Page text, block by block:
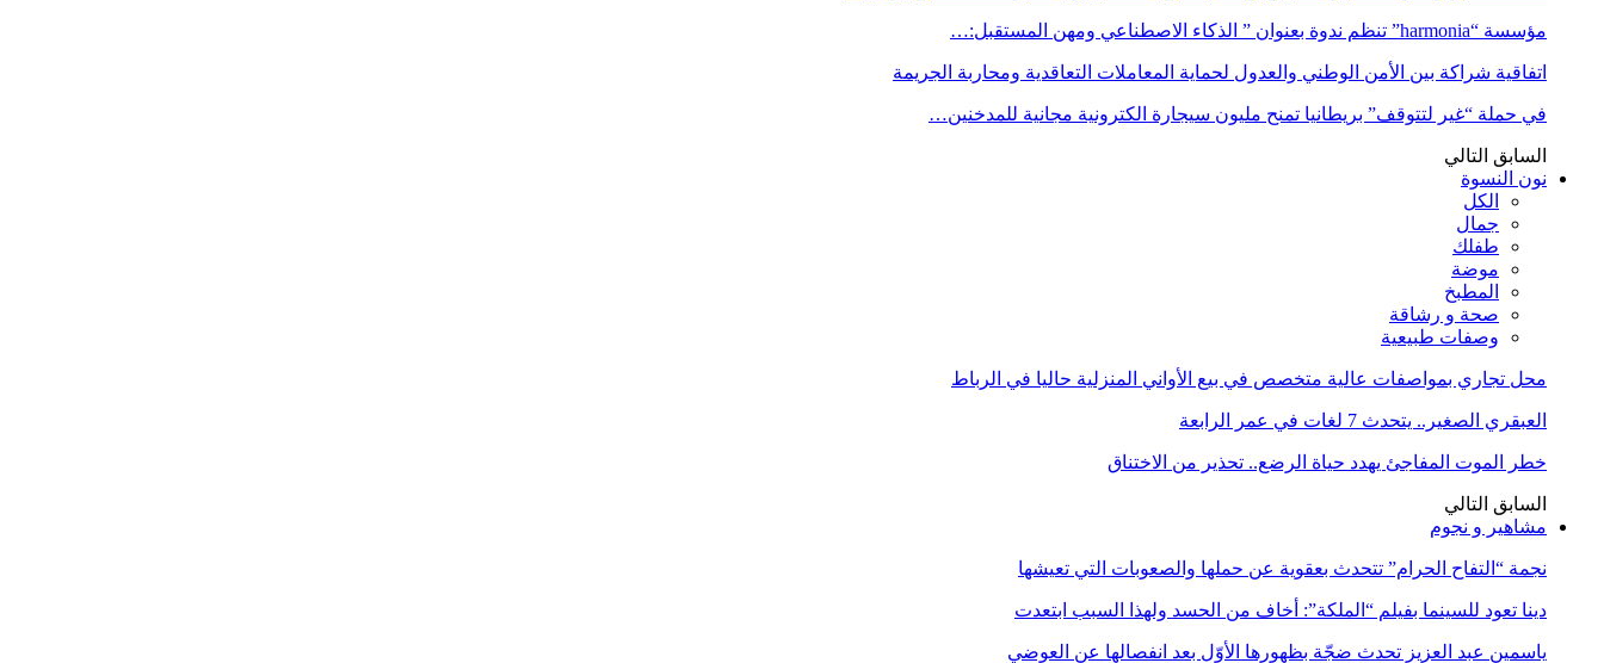
مؤسسة “harmonia” تنظم ندوة بعنوان ” الذكاء الاصطناعي ومهن المستقبل:…
اتفاقية شراكة بين الأمن الوطني والعدول لحماية المعاملات التعاقدية ومحاربة الجريمة
في حملة “غير لتتوقف” بريطانيا تمنح مليون سيجارة الكترونية مجانية للمدخنين…
السابق التالي
نون النسوة
الكل
جمال
طفلك
موضة
المطبخ
صحة و رشاقة
وصفات طبيعية
محل تجاري بمواصفات عالية متخصص في بيع الأواني المنزلية حاليا في الرباط
العبقري الصغير.. يتحدث 7 لغات في عمر الرابعة
خطر الموت المفاجئ يهدد حياة الرضع.. تحذير من الاختناق
السابق التالي
مشاهير و نجوم
نجمة “التفاح الحرام” تتحدث بعقوية عن حملها والصعوبات التي تعيشها
دينا تعود للسينما بفيلم “الملكة”: أخاف من الحسد ولهذا السبب ابتعدت
ياسمين عبد العزيز تحدث ضجّة بظهورها الأوّل بعد انفصالها عن العوضي